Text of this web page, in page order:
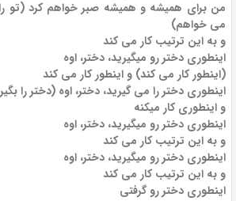
من برای همیشه و همیشه صبر خواهم کرد (تو
می خواهم)
و به این ترتیب کار می کند
اینطوری دختر رو میگیرید، دختر، اوه
(اینطور کار می کند) و اینطور کار می کند
اینطوری دختر را می گیرید، دختر، اوه (دختر را
و اینطوری کار میکنه
اینطوری دختر رو میگیرید، دختر، اوه
و به این ترتیب کار می کند
اینطوری دختر رو میگیرید، دختر، اوه
و به این ترتیب کار می کند
اینطوری دختر رو گرفتی